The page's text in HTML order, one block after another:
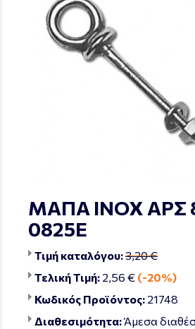
ΜΑΠΑ ΙΝΟΧ ΑΡΣ
0825Ε
Τιμή καταλόγου:3,20 €
Τελική Τιμή: 2,56 € (-20%)
Κωδικός Προϊόντος: 21748
Διαθεσιμότητα:Άμεσα